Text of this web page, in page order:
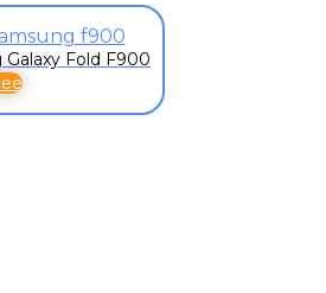
Fold F900